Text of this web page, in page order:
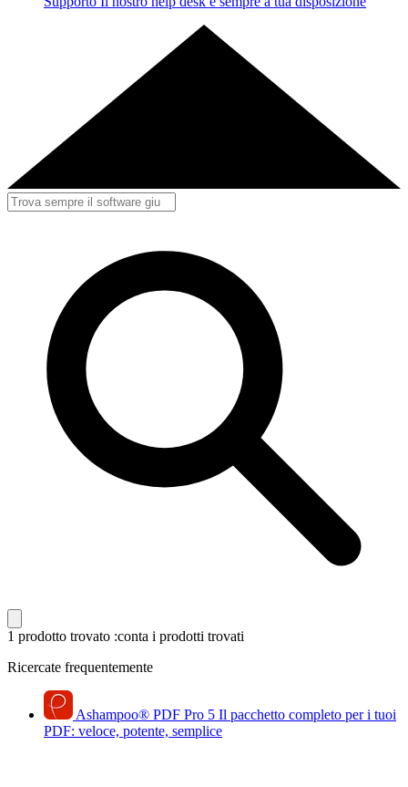
1 prodotto trovato :conta i prodotti trovati
Ricercate frequentemente
Ashampoo® PDF Pro 5 Il pacchetto completo per i tuoi
PDF: veloce, potente, semplice